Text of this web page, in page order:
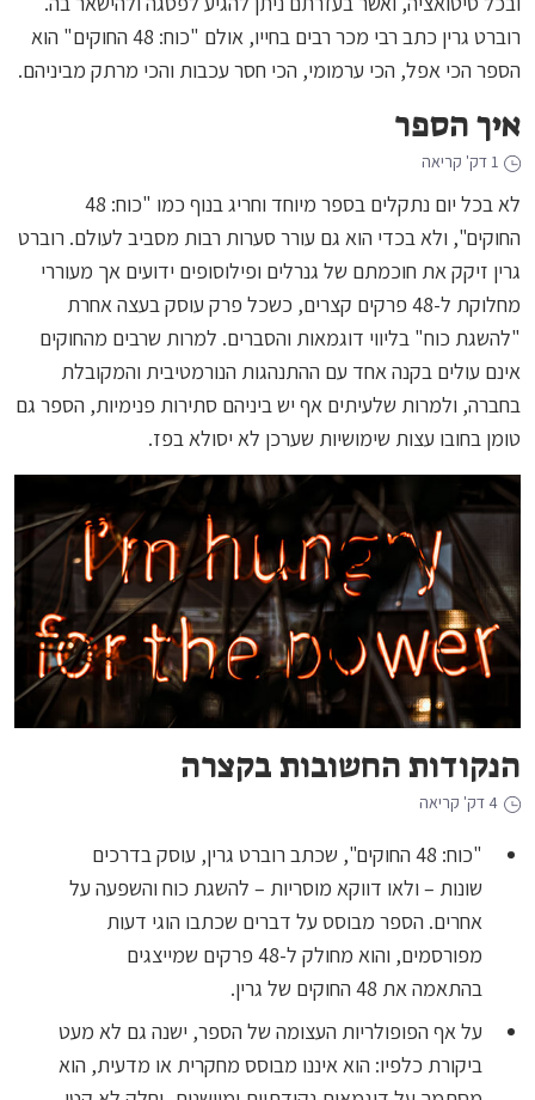
רוברט גרין כתב רבי מכר רבים בחייו, אולם "כוח: 48 החוקים" הוא
הספר הכי אפל, הכי ערמומי, הכי חסר עכבות והכי מרתק מביניהם.
איך הספר
לא בכל יום נתקלים בספר מיוחד וחריג בנוף כמו "כוח: 48
החוקים", ולא בכדי הוא גם עורר סערות רבות מסביב לעולם. רוברט
גרין זיקק את חוכמתם של גנרלים ופילוסופים ידועים אך מעוררי
מחלוקת ל-48 פרקים קצרים, כשכל פרק עוסק בעצה אחרת
"להשגת כוח" בליווי דוגמאות והסברים. למרות שרבים מהחוקים
אינם עולים בקנה אחד עם ההתנהגות הנורמטיבית והמקובלת
בחברה, ולמרות שלעיתים אף יש ביניהם סתירות פנימיות, הספר גם
טומן בחובו עצות שימושיות שערכן לא יסולא בפז.
הנקודות החשובות בקצרה
"כוח: 48 החוקים", שכתב רוברט גרין, עוסק בדרכים
שונות – ולאו דווקא מוסריות – להשגת כוח והשפעה על
אחרים. הספר מבוסס על דברים שכתבו הוגי דעות
מפורסמים, והוא מחולק ל-48 פרקים שמייצגים
בהתאמה את 48 החוקים של גרין.
על אף הפופולריות העצומה של הספר, ישנה גם לא מעט
ביקורת כלפיו: הוא איננו מבוסס מחקרית או מדעית, הוא